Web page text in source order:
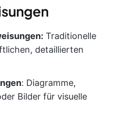
Traditionelle
detaillierten
: Diagramme,
Bilder für visuelle